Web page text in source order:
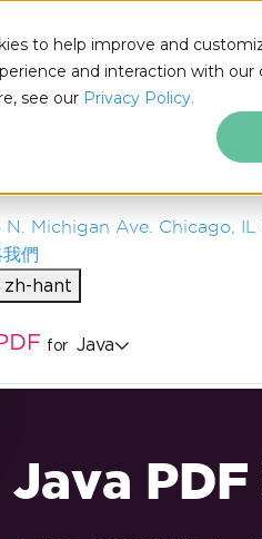
to help improve and
and interaction with our
see our Privacy Policy.
SOFTWARE
產品
企業
N. Michigan Ave. Chicago, IL
們
zh-hant
for Java
Java PDF